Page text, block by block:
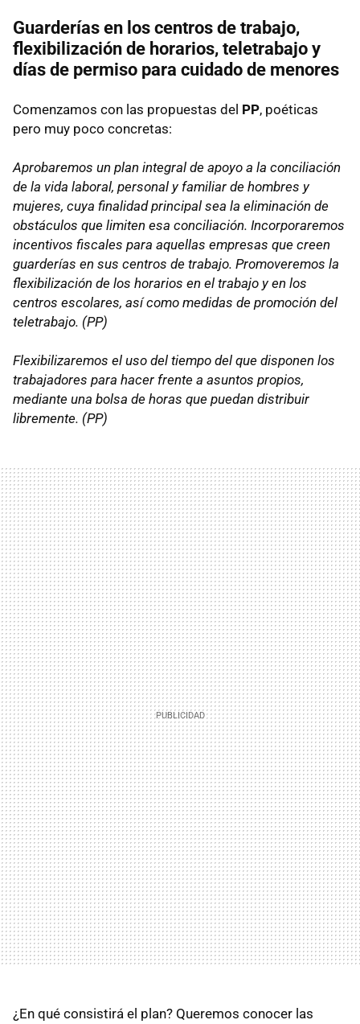
Guarderías en los centros de trabajo,
flexibilización de horarios, teletrabajo y
días de permiso para cuidado de menores
Comenzamos con las propuestas del PP, poéticas
pero muy poco concretas:
Aprobaremos un plan integral de apoyo a la conciliación
de la vida laboral, personal y familiar de hombres y
mujeres, cuya finalidad principal sea la eliminación de
obstáculos que limiten esa conciliación. Incorporaremos
incentivos fiscales para aquellas empresas que creen
guarderías en sus centros de trabajo. Promoveremos la
flexibilización de los horarios en el trabajo y en los
centros escolares, así como medidas de promoción del
teletrabajo. (PP)
Flexibilizaremos el uso del tiempo del que disponen los
trabajadores para hacer frente a asuntos propios,
mediante una bolsa de horas que puedan distribuir
libremente. (PP)
¿En qué consistirá el plan? Queremos conocer las